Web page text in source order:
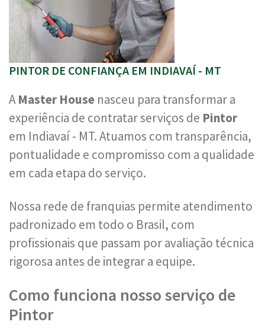
PINTOR DE CONFIANÇA EM INDIAVAÍ - MT
AMaster House nasceu para transformar a
experiência de contratar serviços de Pintor
em Indiavaí - MT. Atuamos com transparência,
pontualidade e compromisso com a qualidade
em cada etapa do serviço.
Nossa rede de franquias permite atendimento
padronizado em todo o Brasil, com
profissionais que passam por avaliação técnica
rigorosa antes de integrar a equipe.
Como funciona nosso serviço de
Pintor